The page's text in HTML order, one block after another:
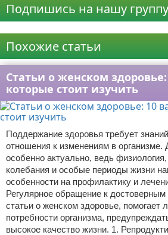
Подпишись на нашу
Похожие статьи
Статьи о женском
которые стоит изучить
Поддержание здоровья требует
отношения к изменениям в
особенно актуально, ведь
колебания и особые периоды жизни
особенности на профилактику и
Регулярное обращение к
статьи о женском здоровье, помогает
потребности организма,
высокое качество жизни. 1.